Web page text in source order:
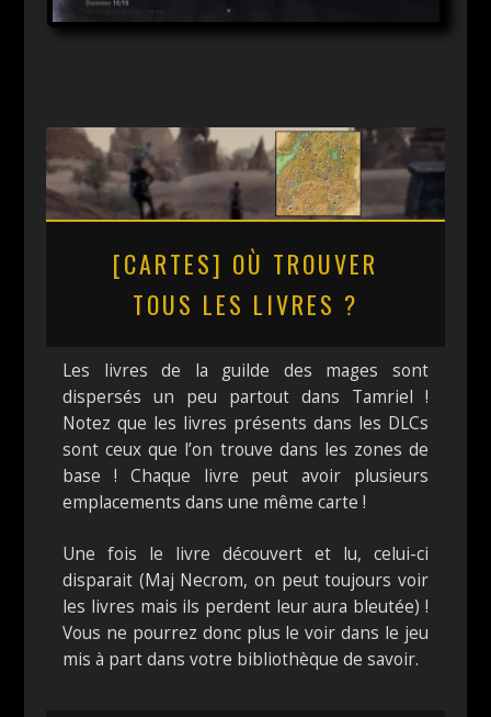
[CARTES] OÙ TROUVER
TOUS LES LIVRES ?
Les livres de la guilde des mages sont
dispersés un peu partout dans Tamriel !
Notez que les livres présents dans les DLCs
sont ceux que l’on trouve dans les zones de
base ! Chaque livre peut avoir plusieurs
emplacements dans une même carte !
Une fois le livre découvert et lu, celui-ci
disparait (Maj Necrom, on peut toujours voir
les livres mais ils perdent leur aura bleutée) !
Vous ne pourrez donc plus le voir dans le jeu
mis à part dans votre bibliothèque de savoir.